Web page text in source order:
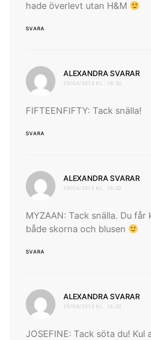
hade överlevt utan H&M
SVARA
ALEXANDRA SVARAR
29/04/2013 KL. 16:32
FIFTEENFIFTY: Tack snälla!
SVARA
ALEXANDRA SVARAR
29/04/2013 KL. 16:32
MYZAAN: Tack snälla. Du får
både skorna och blusen
SVARA
ALEXANDRA SVARAR
29/04/2013 KL. 16:32
JOSEFINE: Tack söta du! Kul